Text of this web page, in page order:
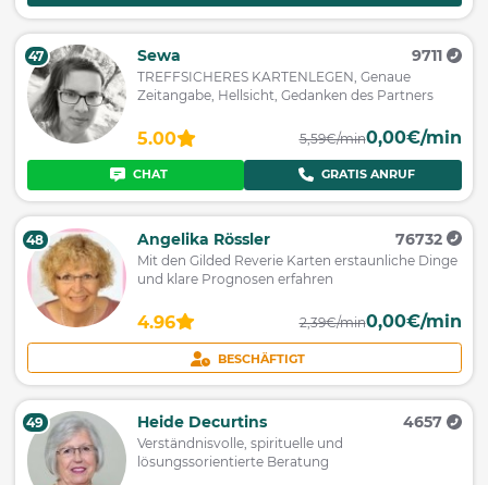
47 Sewa 9711
TREFFSICHERES KARTENLEGEN, Genaue
Zeitangabe, Hellsicht, Gedanken des Partners
5.00 5,59€/min0,00€/min
CHAT GRATIS ANRUF
48 Angelika Rössler 76732
Mit den Gilded Reverie Karten erstaunliche Dinge
und klare Prognosen erfahren
4.96 2,39€/min0,00€/min
BESCHÄFTIGT
49 Heide Decurtins 4657
Verständnisvolle, spirituelle und
lösungssorientierte Beratung